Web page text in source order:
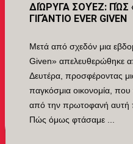
ΔΙΏΡΥΓΑ ΣΟΥΈΖ: ΠΏΣ
ΓΙΓΆΝΤΙΟ EVER GIVEN
Μετά από σχεδόν μια
Given» απελευθερώθηκε
Δευτέρα, προσφέροντας
παγκόσμια οικονομία, που
από την πρωτοφανή αυτή
Πώς όμως φτάσαμε ...